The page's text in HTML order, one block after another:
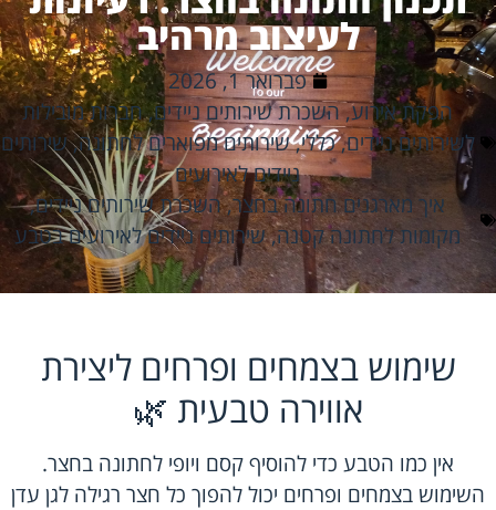
לעיצוב מרהיב
פברואר 1, 2026
הפקת אירוע,השכרת שירותים ניידים,חברות מובילות
לשירותים ניידים,כללי,שירותים מפוארים לחתונה,שירותים
ניידים לאירועים
איך מארגנים חתונה בחצר,השכרת שירותים ניידים,
מקומות לחתונה קטנה,שירותים ניידים לאירועים בטבע
שימוש בצמחים ופרחים ליצירת
אווירה טבעית 🌿
אין כמו הטבע כדי להוסיף קסם ויופי לחתונה בחצר.
השימוש בצמחים ופרחים יכול להפוך כל חצר רגילה לגן עדן